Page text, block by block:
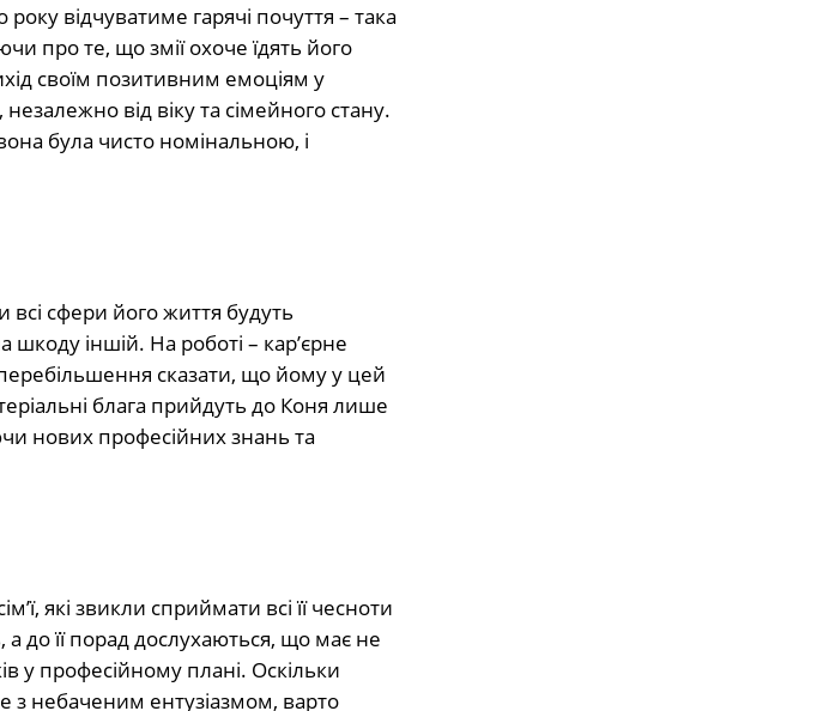
відчуватиме гарячі почуття – така
про те, що змії охоче їдять його
своїм позитивним емоціям у
від віку та сімейного стану.
була чисто номінальною, і
всі сфери його життя будуть
іншій. На роботі – кар’єрне
перебільшення сказати, що йому у цей
блага прийдуть до Коня лише
нових професійних знань та
які звикли сприймати всі її чесноти
до її порад дослухаються, що має не
у професійному плані. Оскільки
з небаченим ентузіазмом, варто